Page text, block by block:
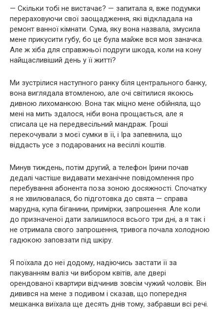
— Скільки тобі не вистачає? — запитала я, вже подумки
перераховуючи свої заощадження, які відкладала на
ремонт ванної кімнати. Сума, яку вона назвала, змусила
мене прикусити губу, бо це була майже вся моя заначка.
Але ж хіба для справжньої подруги шкода, коли на кону
найщасливіший день у її житті?
Ми зустрілися наступного ранку біля центрального банку,
вона виглядала втомленою, але очі світилися якоюсь
дивною лихоманкою. Вона так міцно мене обійняла, що
мені на мить здалося, ніби вона прощається, але я
списала це на передвесільний мандраж. Гроші
перекочували з моєї сумки в її, і Іра запевнила, що
віддасть усе з подарованих на весіллі коштів.
Минув тиждень, потім другий, а телефон Ірини почав
дедалі частіше видавати механічне повідомлення про
перебування абонента поза зоною досяжності. Спочатку
я не хвилювалася, бо підготовка до свята — справа
марудна, купа біганини, примірки, запрошення. Але коли
до призначеної дати залишилося всього три дні, а я так і
не отримала свого запрошення, тривога почала холодною
гадюкою заповзати під шкіру.
Я поїхала до неї додому, надіючись застати її за
пакуванням валіз чи вибором квітів, але двері
орендованої квартири відчинив зовсім чужий чоловік. Він
дивився на мене з подивом і сказав, що попередня
мешканка виїхала ще десять днів тому, забравши всі речі.